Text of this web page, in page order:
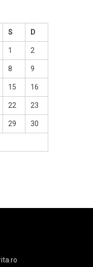
S D
1 2
8 9
15 16
22 23
29 30